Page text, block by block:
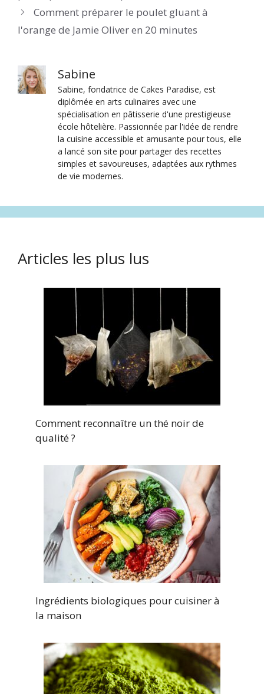
Comment préparer le poulet gluant à
l'orange de Jamie Oliver en 20 minutes
Sabine
Sabine, fondatrice de Cakes Paradise, est
diplômée en arts culinaires avec une
spécialisation en pâtisserie d'une prestigieuse
école hôtelière. Passionnée par l'idée de rendre
la cuisine accessible et amusante pour tous, elle
a lancé son site pour partager des recettes
simples et savoureuses, adaptées aux rythmes
de vie modernes.
Articles les plus lus
Comment reconnaître un thé noir de
qualité ?
Ingrédients biologiques pour cuisiner à
la maison